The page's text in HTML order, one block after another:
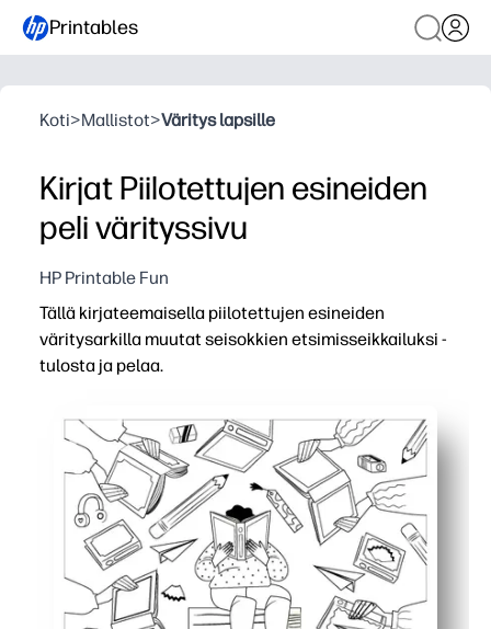
Printables
Koti>Mallistot>Väritys lapsille
Kirjat Piilotettujen esineiden
peli värityssivu
HP Printable Fun
Tällä kirjateemaisella piilotettujen esineiden
väritysarkilla muutat seisokkien etsimisseikkailuksi -
tulosta ja pelaa.
Zero prep - paina tulosta ja olet valmis muutamassa
Lapset pysyvät kiinnostuneina näytöttömään
Rakentaa visuaalista skannausta, huomiota
Joustava käyttö - nopea aivotauko, varhainen